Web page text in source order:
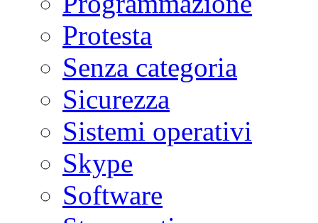
Protesta
Senza categoria
Sicurezza
Sistemi operativi
Skype
Software